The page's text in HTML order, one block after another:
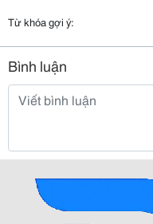
Từ khóa gợi ý:
Bình luận